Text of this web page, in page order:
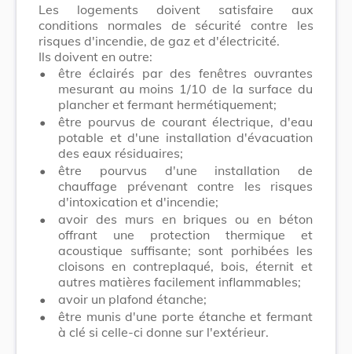
Les logements doivent satisfaire aux
conditions normales de sécurité contre les
risques d'incendie, de gaz et d'électricité.
Ils doivent en outre:
•
être éclairés par des fenêtres ouvrantes
mesurant au moins 1/10 de la surface du
plancher et fermant hermétiquement;
•
être pourvus de courant électrique, d'eau
potable et d'une installation d'évacuation
des eaux résiduaires;
•
être pourvus d'une installation de
chauffage prévenant contre les risques
d'intoxication et d'incendie;
•
avoir des murs en briques ou en béton
offrant une protection thermique et
acoustique suffisante; sont porhibées les
cloisons en contreplaqué, bois, éternit et
autres matières facilement inflammables;
•
avoir un plafond étanche;
•
être munis d'une porte étanche et fermant
à clé si celle-ci donne sur l'extérieur.